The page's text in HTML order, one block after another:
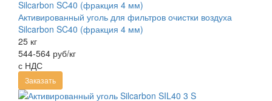
Активированный уголь для фильтров очистки воздуха
Silcarbon SC40 (фракция 4 мм)
25 кг
544-564 руб/кг
с НДС
Заказать